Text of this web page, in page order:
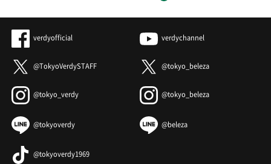
verdyofficial verdychannel
@TokyoVerdySTAFF @tokyo_beleza
@tokyo_verdy @tokyo_beleza
@tokyoverdy @beleza
@tokyoverdy1969